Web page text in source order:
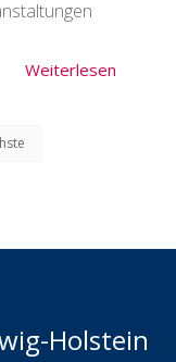
Weiterlesen
Holstein